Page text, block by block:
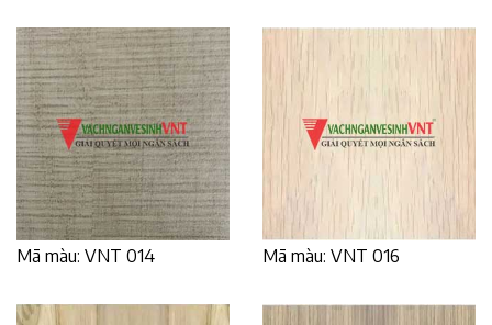
Mã màu: VNT 014 Mã màu: VNT 016